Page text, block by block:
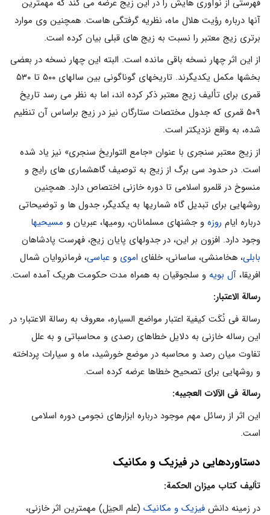
فهرستى از نوآورى هایش را در این زیج عرضه مى کند که مهمترین
آنها درباره رؤیت هلال ماه، نظریه گرفتگى هاست. همچنین وى موارد
برترى زیج معتبر را نسبت به زیج هاى قبلى بیان کرده است.
از این اثر چهار نسخه باقى مانده است. البته این چهار نسخه در بعضى
بخشها مکمل یکدیگرند. تاریخهاى گوناگونى بین سالهاى ۵۰۰ تا ۵۳۰
قمری براى تألیف زیج معتبر ذکر کرده اند، اما به نظر مى رسد تاریخ
۵۰۹ قمری که جدول مختصات ستارگان نیز در زیج براساس آن تنظیم
شده، به واقع نزدیکتر است.
از زیج معتبر سنجرى با عنوان «جامع التواریخ سنجرى» نیز یاد شده
است. در حدود سى برگ از زیج به توصیف گاهشماری هاى رایج و
منسوخ در قلمرو اسلامى تا دوره خازنى اختصاص دارد. همچنین
روشهایى براى تبدیل گاه شماریها به یکدیگر، جدول ها و توضیحاتى
درباره ایام روزه و جشنهاى مسلمانان، رومیها، عبریان و مسیحیها
وجود دارد. افزون بر این، در جدولهاى پایان زیج، فهرست پادشاهان
بابلى، هخامنشى، ساسانى، خلفاى اموى و عباسى، فرمانروایان شمال
افریقا، آل بویه و سلجوقیان به همراه مدت حکومت هریک آمده است.
رسالة الاعتبار:
رسالة فى نُکَت کیفیة اعتبار مواضع السیاره، معروف به رسالة الاعتبار؛ در
این رساله خازنى به دلایل خطاهاى رصدى و محاسباتى و به علل
تفاوت میان رصد و محاسبه در موضع خورشید، ماه و سیارات پرداخته
و روشهایى براى تصحیح خطاها عرضه کرده است.
رسالة فى الآلات العجیبه:
این اثر از رسائل مهم موجود درباره ابزارهاى نجومى دوره اسلامى
است.
دستاوردهایى در فیزیک و مکانیک
تألیف کتاب میزان الحکمة:
در زمینه دانش فیزیک و مکانیک (علم الحِیَل) مهمترین اثر خازنى،